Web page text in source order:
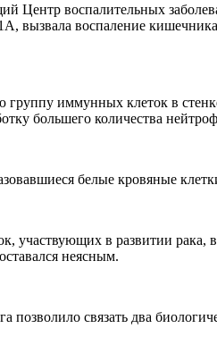
Центр воспалительных
воспаление
иммунных клеток в
большего количества
белые кровяные
в развитии рака,
неясным.
связать два